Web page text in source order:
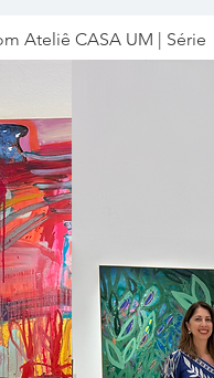
Ateliê CASA UM | Série